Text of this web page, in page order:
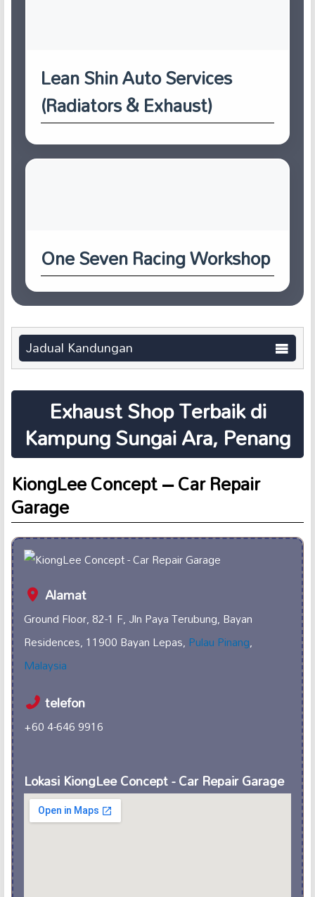
Lean Shin Auto Services
(Radiators & Exhaust)
One Seven Racing Workshop
Jadual Kandungan
Exhaust Shop Terbaik di
Kampung Sungai Ara, Penang
KiongLee Concept – Car Repair
Garage
Alamat
Ground Floor, 82-1 F, Jln Paya Terubung, Bayan
Residences, 11900 Bayan Lepas,Pulau Pinang,
Malaysia
telefon
+60 4-646 9916
Lokasi KiongLee Concept - Car Repair Garage